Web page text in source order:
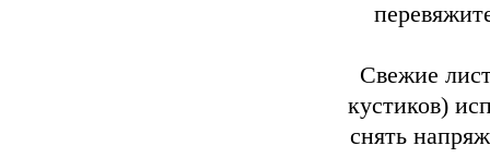
Свежие
кустиков)
снять